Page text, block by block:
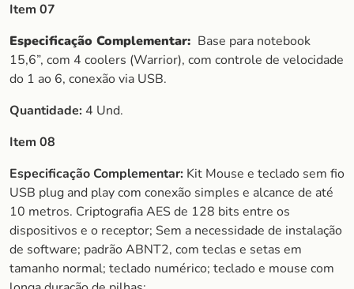
Item 07
Especificação Complementar: Base para notebook
15,6”, com 4 coolers (Warrior), com controle de velocidade
do 1 ao 6, conexão via USB.
Quantidade: 4 Und.
Item 08
Especificação Complementar: Kit Mouse e teclado sem fio
USB plug and play com conexão simples e alcance de até
10 metros. Criptografia AES de 128 bits entre os
dispositivos e o receptor; Sem a necessidade de instalação
de software; padrão ABNT2, com teclas e setas em
tamanho normal; teclado numérico; teclado e mouse com